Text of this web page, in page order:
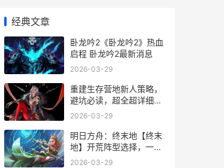
经典文章
卧龙吟2《卧龙吟2》热血
启程 卧龙吟2最新消息
2026-03-29
重建生存营地新人策略，
避坑必读，超全超详细干
货 生存营地下载
2026-03-29
明日方舟：终末地【终末
地】开荒阵型选择，一图
看懂 明日方舟终末地多少
2026-03-29